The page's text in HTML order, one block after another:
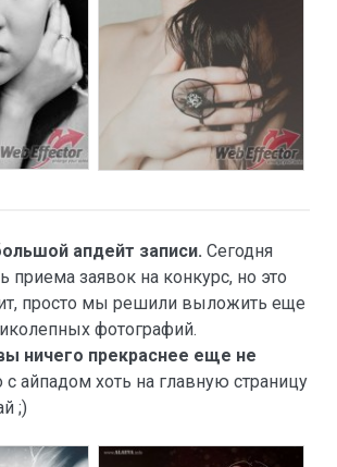
апдейт записи. Сегодня
приема заявок на конкурс, но это
просто мы решили выложить еще
фотографий.
ничего прекраснее еще не
с айпадом хоть на главную страницу
;)